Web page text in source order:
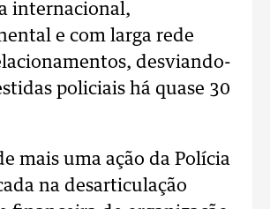
internacional,
e com larga rede
desviando-
policiais há quase 30
mais uma ação da Polícia
na desarticulação